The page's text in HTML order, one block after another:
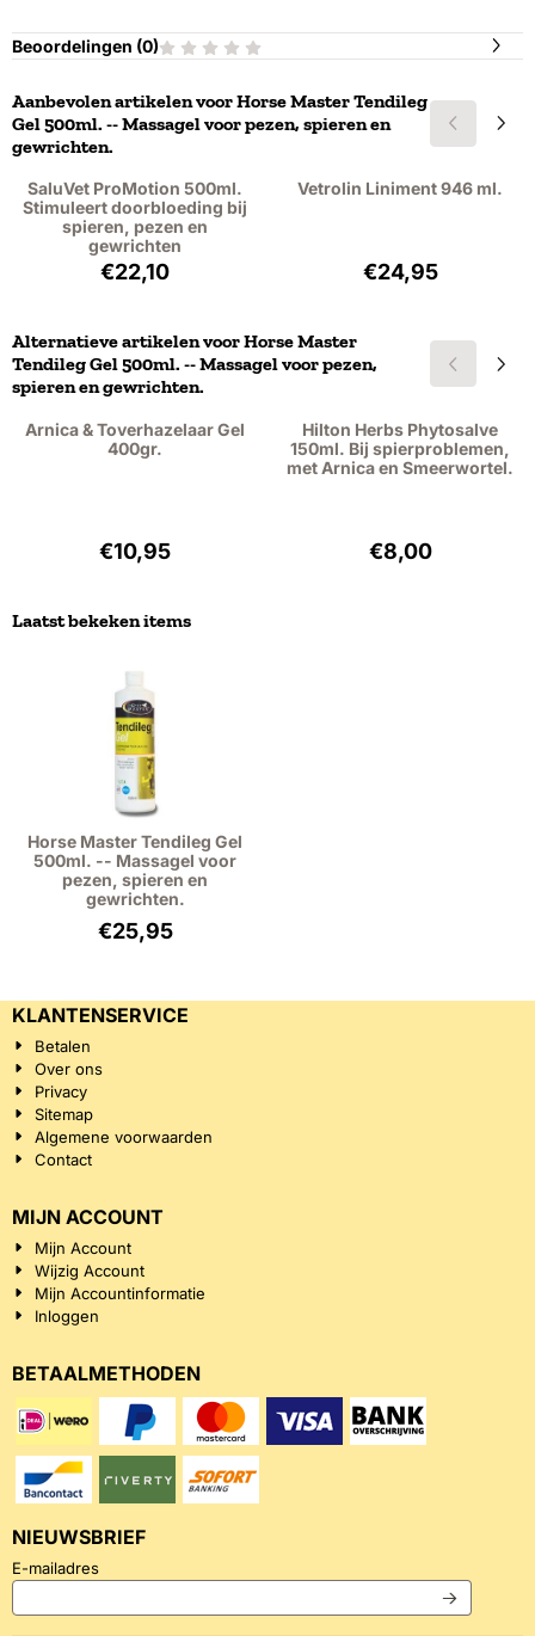
Beoordelingen (0)
Aanbevolen artikelen voorHorse Master Tendileg
Gel 500ml. -- Massagel voor pezen, spieren en
gewrichten.
SaluVet ProMotion 500ml.
Stimuleert doorbloeding bij
spieren, pezen en
gewrichten
Prijs: 22,10, exclusief btw: 20,28
€22,10
Vetrolin Liniment 946 ml.
Prijs: 24,95,
€24,95
Alternatieve artikelen voorHorse Master
Tendileg Gel 500ml. -- Massagel voor pezen,
spieren en gewrichten.
Arnica & Toverhazelaar Gel
400gr.
Prijs: 10,95, exclusief btw: 9,05
€10,95
Hilton Herbs Phytosalve
150ml. Bij spierproblemen,
met Arnica en Smeerwortel.
Prijs: 8,00,
€8,00
Laatst bekeken items
Horse Master Tendileg Gel
500ml. -- Massagel voor
pezen, spieren en
gewrichten.
€25,95
KLANTENSERVICE
Betalen
Over ons
Privacy
Sitemap
Algemene voorwaarden
Contact
MIJN ACCOUNT
Mijn Account
Wijzig Account
Mijn Accountinformatie
Inloggen
BETAALMETHODEN
NIEUWSBRIEF
E-mailadresVul je e-mailadres in voor de nieuwsbrief